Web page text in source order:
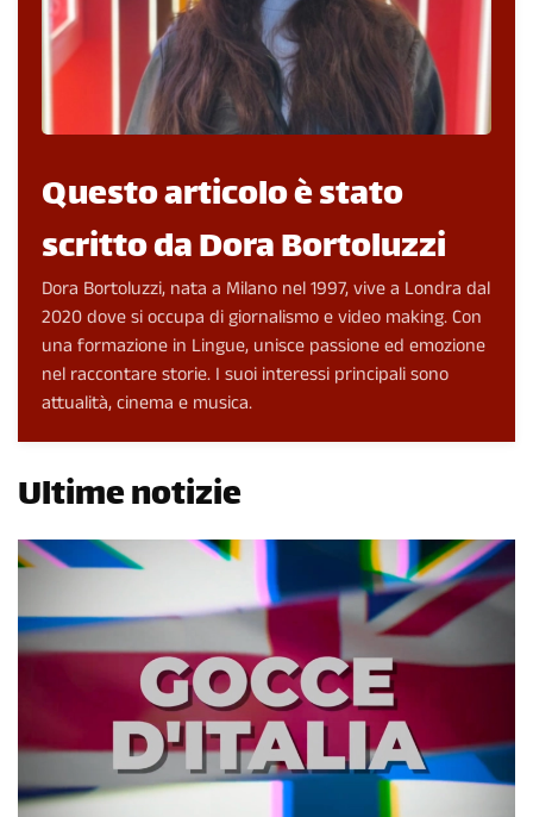
Questo articolo è stato
scritto da Dora Bortoluzzi
Dora Bortoluzzi, nata a Milano nel 1997, vive a Londra dal
2020 dove si occupa di giornalismo e video making. Con
una formazione in Lingue, unisce passione ed emozione
nel raccontare storie. I suoi interessi principali sono
attualità, cinema e musica.
Ultime notizie